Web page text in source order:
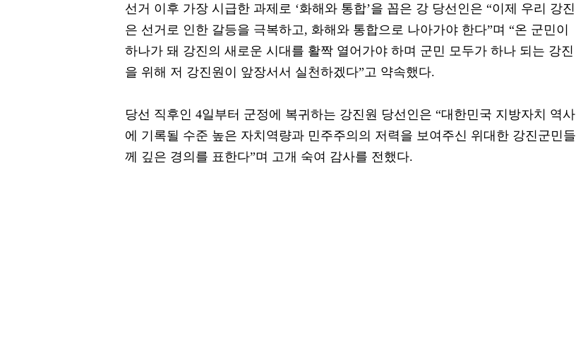
선거 이후 가장 시급한 과제로 ‘화해와 통합’을 꼽은 강 당선인은 “이제 우리 강진
은 선거로 인한 갈등을 극복하고, 화해와 통합으로 나아가야 한다”며 “온 군민이
하나가 돼 강진의 새로운 시대를 활짝 열어가야 하며 군민 모두가 하나 되는 강진
을 위해 저 강진원이 앞장서서 실천하겠다”고 약속했다.
당선 직후인 4일부터 군정에 복귀하는 강진원 당선인은 “대한민국 지방자치 역사
에 기록될 수준 높은 자치역량과 민주주의의 저력을 보여주신 위대한 강진군민들
께 깊은 경의를 표한다”며 고개 숙여 감사를 전했다.